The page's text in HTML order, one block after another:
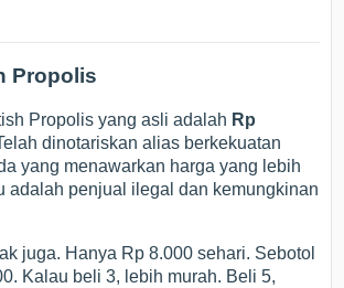
Propolis
Propolis yang asli adalah Rp
dinotariskan alias berkekuatan
yang menawarkan harga yang lebih
adalah penjual ilegal dan kemungkinan
juga. Hanya Rp 8.000 sehari. Sebotol
Kalau beli 3, lebih murah. Beli 5,